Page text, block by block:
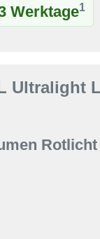
Werktage1
Ultralight
Rotlicht